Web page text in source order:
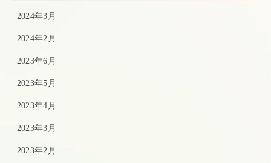
2024年3月
2024年2月
2023年6月
2023年5月
2023年4月
2023年3月
2023年2月